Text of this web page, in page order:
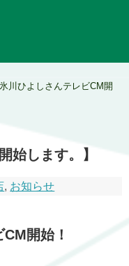
氷川ひよしさんテレビCM開
始します。】
, お知らせ
開始！